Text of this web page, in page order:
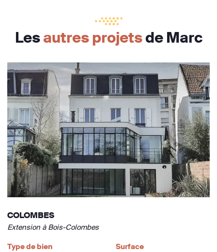
Lesautres projetsde Marc
COLOMBES
Extension à Bois-Colombes
Type de bien
Surface